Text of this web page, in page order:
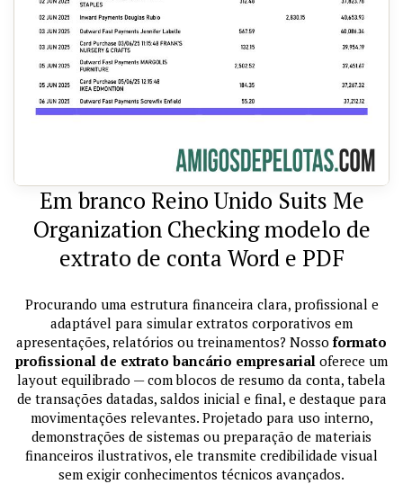
Em branco Reino Unido Suits Me
Organization Checking modelo de
extrato de conta Word e PDF
Procurando uma estrutura financeira clara, profissional e
adaptável para simular extratos corporativos em
apresentações, relatórios ou treinamentos? Nosso formato
profissional de extrato bancário empresarial oferece um
layout equilibrado — com blocos de resumo da conta, tabela
de transações datadas, saldos inicial e final, e destaque para
movimentações relevantes. Projetado para uso interno,
demonstrações de sistemas ou preparação de materiais
financeiros ilustrativos, ele transmite credibilidade visual
sem exigir conhecimentos técnicos avançados.